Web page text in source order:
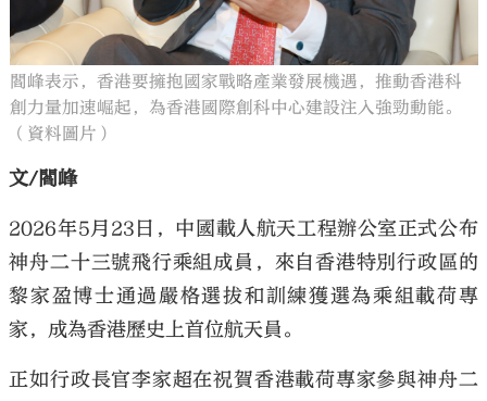
大公文匯
閻峰表示，香港要擁抱國家戰略產業發展機遇，推動香港科
創力量加速崛起，為香港國際創科中心建設注入強勁動能。
（資料圖片）
文/閻峰
2026年5月23日，中國載人航天工程辦公室正式公布
神舟二十三號飛行乘組成員，來自香港特別行政區的
黎家盈博士通過嚴格選拔和訓練獲選為乘組載荷專
家，成為香港歷史上首位航天員。
正如行政長官李家超在祝賀香港載荷專家參與神舟二